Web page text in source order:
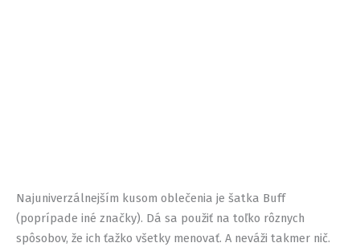
Najuniverzálnejším kusom oblečenia je šatka Buff
(poprípade iné značky). Dá sa použiť na toľko rôznych
spôsobov, že ich ťažko všetky menovať. A neváži takmer nič.